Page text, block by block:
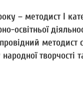
– методист І
освітньої
методист
народної творчості